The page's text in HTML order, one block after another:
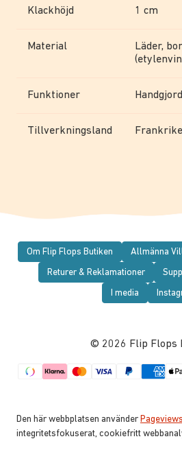
Klackhöjd 1 cm
Material
Läder,
Funktioner
Tillverkningsland Frankrike
Om Flip Flops Butiken Allmänna
Returer & Reklamationer
I media
© 2026 Flip Flops
Den här webbplatsen använder
integritetsfokuserat, cookiefritt